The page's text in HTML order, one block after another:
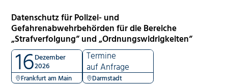
Datenschutz für Polizei- und
Gefahrenabwehrbehörden für die Bereiche
„Strafverfolgung“ und „Ordnungswidrigkeiten“
16Dezember
2026
Frankfurt am Main
Termine
auf Anfrage
Darmstadt